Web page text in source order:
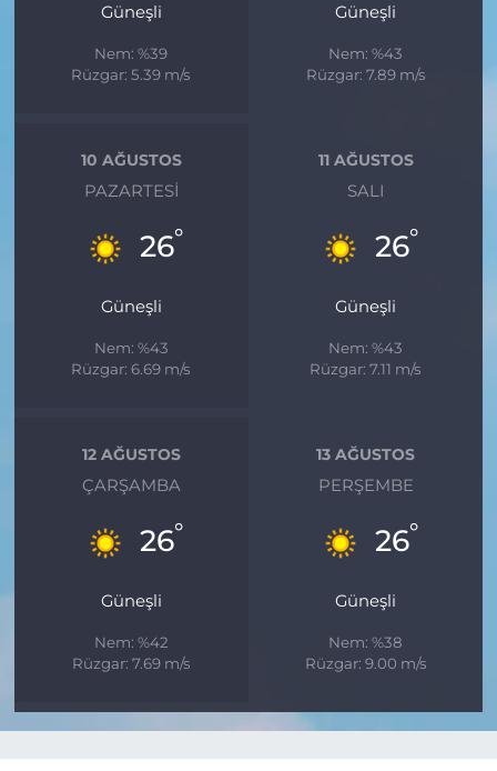
Güneşli
Nem: %39
Rüzgar: 5.39 m/s
Güneşli
Nem: %43
Rüzgar: 7.89 m/s
10 AĞUSTOS
PAZARTESI
26°
Güneşli
Nem: %43
Rüzgar: 6.69 m/s
11 AĞUSTOS
SALI
26°
Güneşli
Nem: %43
Rüzgar: 7.11 m/s
12 AĞUSTOS
ÇARŞAMBA
26°
Güneşli
Nem: %42
Rüzgar: 7.69 m/s
13 AĞUSTOS
PERŞEMBE
26°
Güneşli
Nem: %38
Rüzgar: 9.00 m/s